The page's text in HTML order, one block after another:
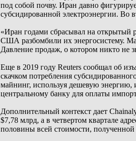
под собой почву. Иран давно
субсидированной электроэнергии. Во
«Иран годами сбрасывал на открытый
США разбомбили их энергосистему.
Давление продаж, о котором никто не
Еще в 2019 году Reuters сообщал об
скачком потребления
майнинг, используя дешевую
центральному банку для оплаты
Дополнительный контекст дает
$7,78 млрд, а в четвертом квартале
половины всей стоимости,